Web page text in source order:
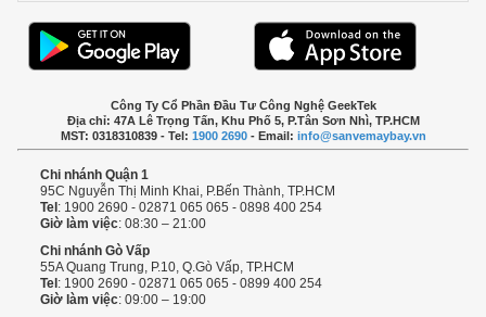
Công Ty Cổ Phần Đầu Tư Công Nghệ GeekTek
Địa chỉ: 47A Lê Trọng Tấn, Khu Phố 5, P.Tân Sơn Nhì, TP.HCM
MST: 0318310839 - Tel: 1900 2690- Email: info@sanvemaybay.vn
Chi nhánh Quận 1
95C Nguyễn Thị Minh Khai, P.Bến Thành, TP.HCM
Tel: 1900 2690 - 02871 065 065 - 0898 400 254
Giờ làm việc: 08:30 – 21:00
Chi nhánh Gò Vấp
55A Quang Trung, P.10, Q.Gò Vấp, TP.HCM
Tel: 1900 2690 - 02871 065 065 - 0899 400 254
Giờ làm việc: 09:00 – 19:00